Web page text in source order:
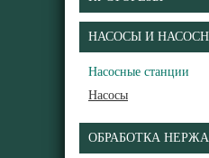
НАСОСЫ И
Насосные станции
Насосы
ОБРАБОТКА